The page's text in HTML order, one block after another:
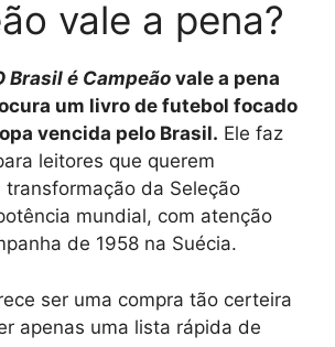
vale a pena?
Brasil é Campeão vale a pena
um livro de futebol focado
vencida pelo Brasil. Ele faz
leitores que querem
transformação da Seleção
mundial, com atenção
de 1958 na Suécia.
ser uma compra tão certeira
apenas uma lista rápida de